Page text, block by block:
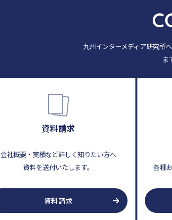
C
九州インターメディア研究所
ま
資料請求
会社概要・実績など詳しく知りたい方へ
資料を送付いたします。
資料請求
各種